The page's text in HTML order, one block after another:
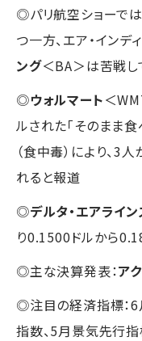
◎パリ航空ショーで
つ一方、エア・イン
ング＜BA＞は苦戦し
◎ウォルマート＜
ルされた「そのまま
（食中毒）により、3
れると報道
◎デルタ・エアライ
り0.1500ドルから
◎主な決算発表：ア
◎注目の経済指標：6
指数、5月景気先行